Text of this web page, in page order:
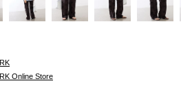
Online Store